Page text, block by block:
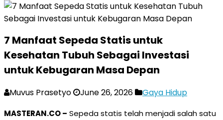
7 Manfaat Sepeda Statis untuk
Kesehatan Tubuh Sebagai Investasi
untuk Kebugaran Masa Depan
Muvus Prasetyo June 26, 2026 Gaya Hidup
MASTERAN.CO – Sepeda statis telah menjadi salah satu